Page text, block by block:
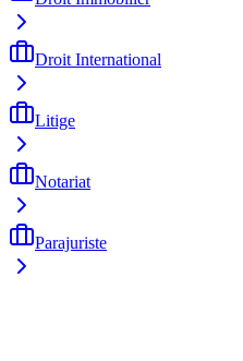
Droit International
Litige
Notariat
Parajuriste